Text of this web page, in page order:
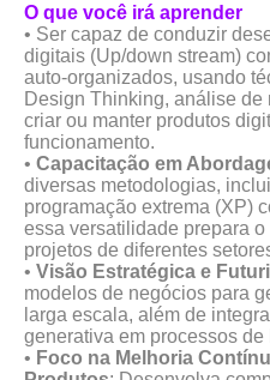
O que você irá aprender
• Ser capaz de conduzir
digitais (Up/down stream)
auto-organizados, usando
Design Thinking, análise de
criar ou manter produtos
funcionamento.
• Capacitação em
diversas metodologias,
programação extrema (XP)
essa versatilidade prepara
projetos de diferentes
• Visão Estratégica e
modelos de negócios para
larga escala, além de
generativa em processos
• Foco na Melhoria